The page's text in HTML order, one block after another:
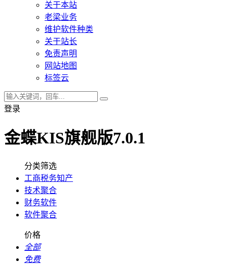
关于本站
老梁业务
维护软件种类
关于站长
免责声明
网站地图
标签云
登录
金蝶KIS旗舰版7.0.1
分类筛选
工商税务知产
技术聚合
财务软件
软件聚合
价格
全部
免费